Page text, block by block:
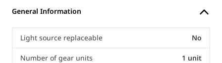
General Information
Light source replaceable No
Number of gear units 1 unit